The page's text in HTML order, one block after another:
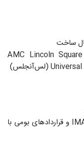
شامل سالن‌های ویژه مانند AMC Lincoln Square
اغلب مجهز به IMAX with Laser و قراردادهای بومی با